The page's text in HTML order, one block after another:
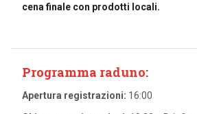
cena finale con prodotti locali.
Programma raduno:
Apertura registrazioni: 16:00